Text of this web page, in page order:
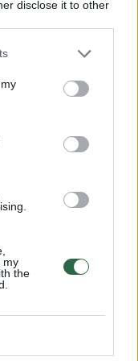
disclose it to other
my
the
1968 m.
priežiūros
kad šalia
pastatytos
„New York
į siaurą
Šaltojo karo
ir Sovietų